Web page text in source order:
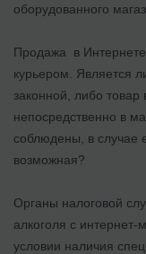
оборудованного
Продажа в Интернете
курьером. Является
законной, либо
непосредственно в
соблюдены, в случае
возможная?
Органы налоговой
алкоголя с
условии наличия